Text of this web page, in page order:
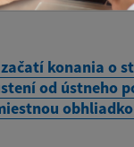
konania o
od ústneho